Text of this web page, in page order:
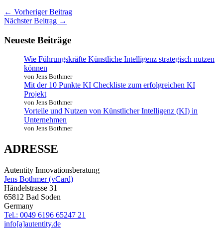
← Vorheriger Beitrag
Nächster Beitrag →
Neueste Beiträge
Wie Führungskräfte Künstliche Intelligenz strategisch nutzen
können
von Jens Bothmer
Mit der 10 Punkte KI Checkliste zum erfolgreichen KI
Projekt
von Jens Bothmer
Vorteile und Nutzen von Künstlicher Intelligenz (KI) in
Unternehmen
von Jens Bothmer
ADRESSE
Autentity Innovationsberatung
Jens Bothmer (vCard)
Händelstrasse 31
65812 Bad Soden
Germany
Tel.: 0049 6196 65247 21
info[a]autentity.de